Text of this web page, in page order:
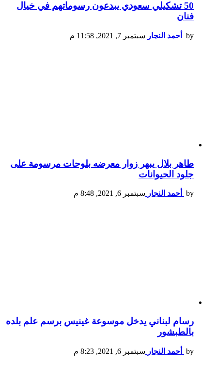
50 تشكيلي سعودي يبدعون رسوماتهم في خيال
فنان
by أحمد النجار سبتمبر 7, 2021, 11:58 م
طاهر بلال يبهر زوار معرضه بلوحات مرسومة على
جلود الحيوانات
by أحمد النجار سبتمبر 6, 2021, 8:48 م
رسام لبناني يدخل موسوعة غينيس برسم علم بلده
بالطبشور
by أحمد النجار سبتمبر 6, 2021, 8:23 م